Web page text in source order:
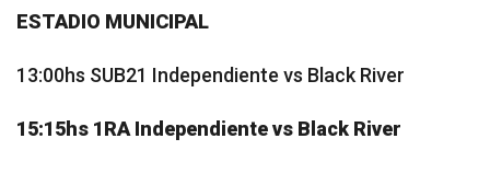
ESTADIO MUNICIPAL
13:00hs SUB21 Independiente vs Black River
15:15hs 1RA Independiente vs Black River